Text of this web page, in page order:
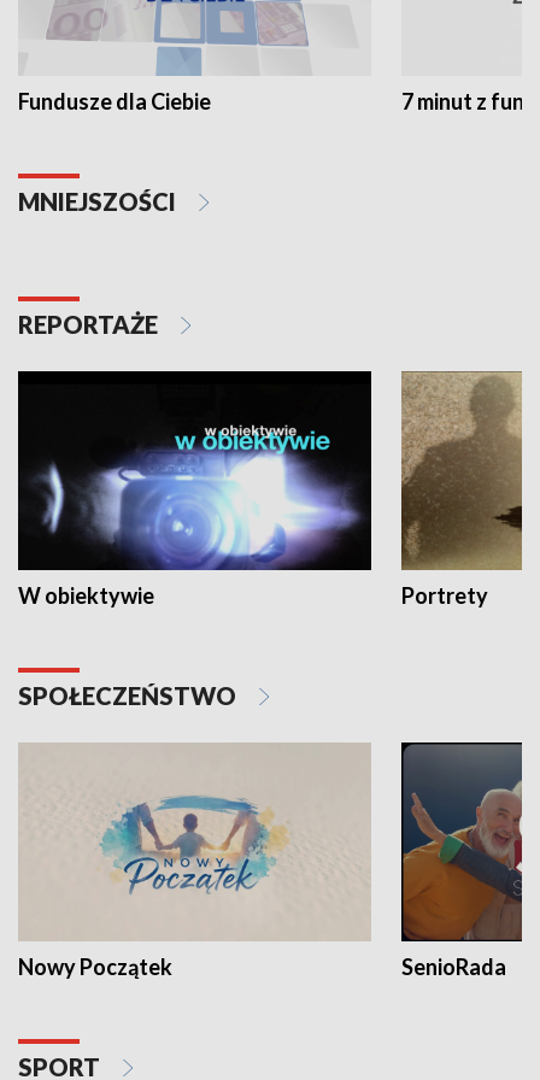
Fundusze dla Ciebie 7 minut z
MNIEJSZOŚCI
REPORTAŻE
W obiektywie Portrety
SPOŁECZEŃSTWO
Nowy Początek SenioRada
SPORT